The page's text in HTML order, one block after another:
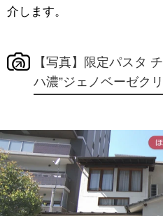
介します。
【写真】限定パスタ
ハ濃”ジェノベーゼク